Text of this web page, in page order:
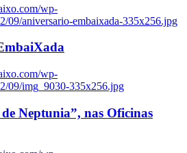
wp-
09/aniversario-embaixada-335x256.jpg
wp-
09/img_9030-335x256.jpg
Neptunia”, nas Oficinas